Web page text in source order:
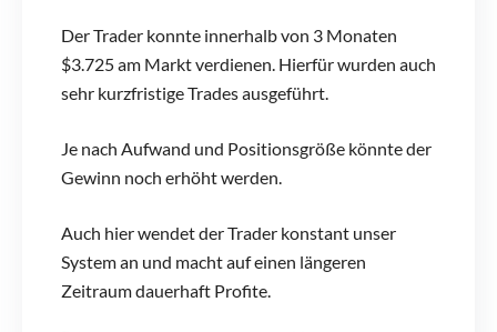
Der Trader konnte innerhalb von 3 Monaten
$3.725 am Markt verdienen. Hierfür wurden auch
sehr kurzfristige Trades ausgeführt.
Je nach Aufwand und Positionsgröße könnte der
Gewinn noch erhöht werden.
Auch hier wendet der Trader konstant unser
System an und macht auf einen längeren
Zeitraum dauerhaft Profite.